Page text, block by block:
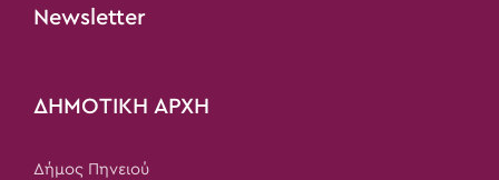
Newsletter
ΔΗΜΟΤΙΚΗ ΑΡΧΗ
Δήμος Πηνειού